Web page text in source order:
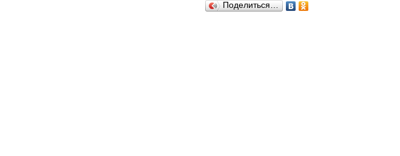
Поделиться…